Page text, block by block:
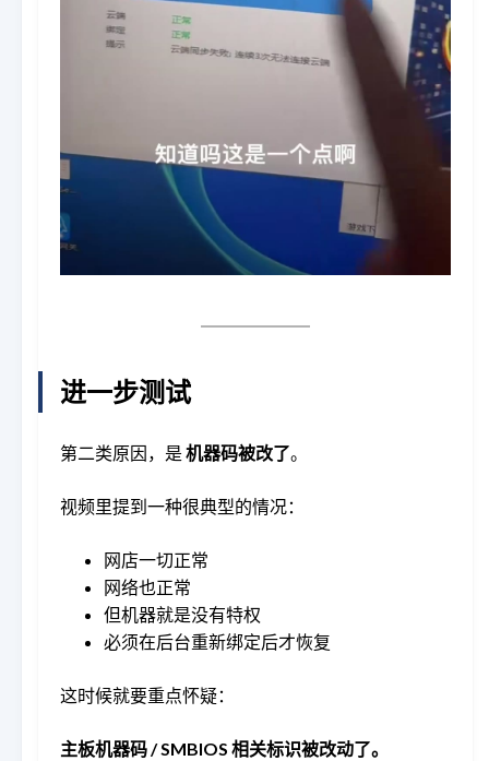
进一步测试
第二类原因，是 机器码被改了。
视频里提到一种很典型的情况：
网店一切正常
网络也正常
但机器就是没有特权
必须在后台重新绑定后才恢复
这时候就要重点怀疑：
主板机器码 / SMBIOS 相关标识被改动了。